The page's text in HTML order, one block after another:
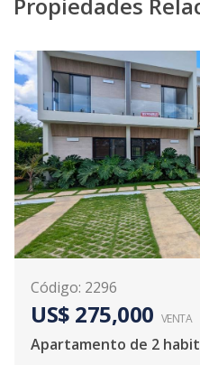
Código: 2296
US$ 275,000 VENTA